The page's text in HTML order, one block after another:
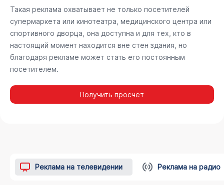
Такая реклама охватывает не только посетителей
супермаркета или кинотеатра, медицинского центра или
спортивного дворца, она доступна и для тех, кто в
настоящий момент находится вне стен здания, но
благодаря рекламе может стать его постоянным
посетителем.
Получить просчёт
Реклама на телевидении Реклама на радио